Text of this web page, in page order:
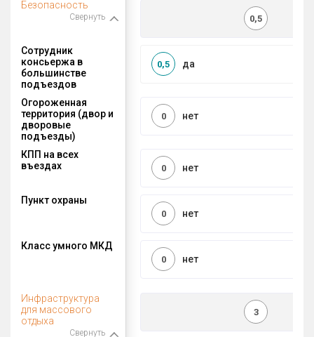
Безопасность
Свернуть 0,5
Сотрудник
консьержа в
большинстве
подъездов
да
0,5
Огороженная
территория (двор и
дворовые
подъезды)
нет
0
КПП на всех
въездах
нет
0
Пункт охраны
нет
0
Класс умного МКД
нет
0
Инфраструктура
для массового
отдыха
Свернуть
3